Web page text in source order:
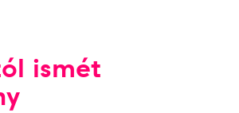
ismét